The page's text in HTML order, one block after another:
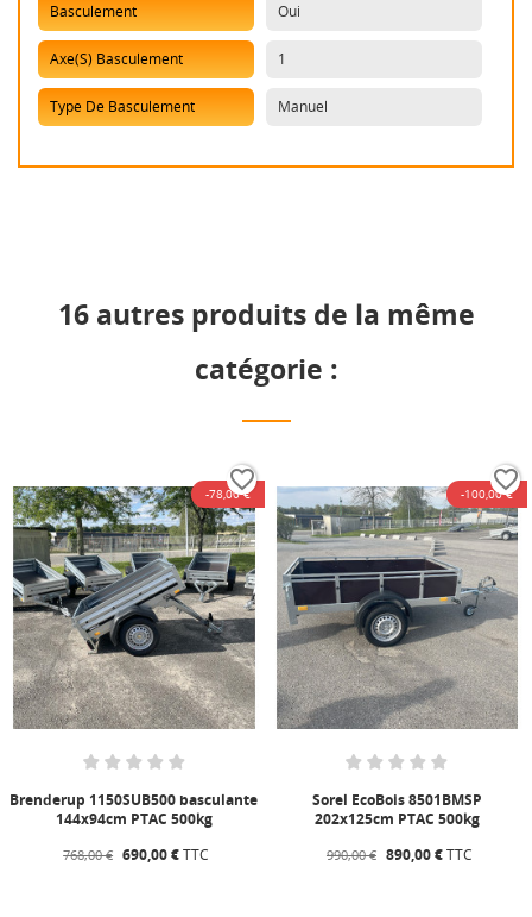
Basculement Oui
Axe(s) Basculement 1
Type De Basculement Manuel
16 autres produits de la même
catégorie :
-78,00 €
Brenderup 1150SUB500 basculante
144x94cm PTAC 500kg
768,00 € 690,00 €TTC
favorite_border
-100,00 €
Sorel EcoBois 8501BMSP
202x125cm PTAC 500kg
990,00 € 890,00 €TTC
favorite_border